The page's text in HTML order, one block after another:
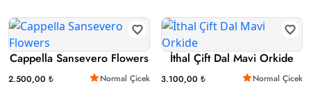
Cappella Sansevero Flowers
2.500,00 ₺ Normal Çicek
İthal Çift Dal Mavi Orkide
3.100,00 ₺ Normal Çicek